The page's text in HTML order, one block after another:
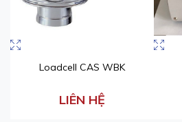
Loadcell CAS WBK
LIÊN HỆ